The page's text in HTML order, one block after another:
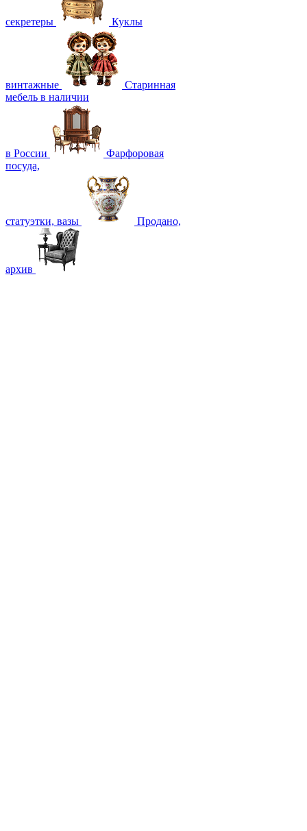
секретеры Куклы
винтажные
Старинная
мебель в наличии
в России
Фарфоровая
посуда,
статуэтки, вазы Продано,
архив